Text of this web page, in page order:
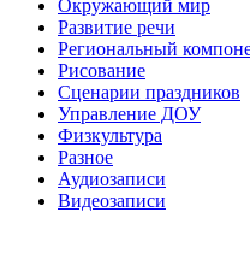
Окружающий мир
Развитие речи
Региональный
Рисование
Сценарии праздников
Управление ДОУ
Физкультура
Разное
Аудиозаписи
Видеозаписи